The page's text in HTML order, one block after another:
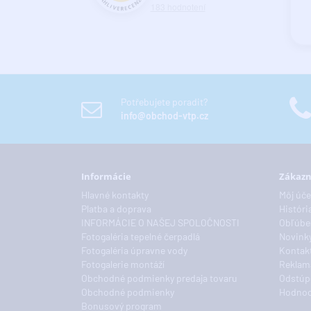
Potřebujete poradit?
info@obchod-vtp.cz
Informácie
Hlavné kontakty
Platba a doprava
INFORMÁCIE O NAŠEJ SPOLOČNOSTI
Fotogaléria tepelné čerpadlá
Fotogaléria úpravne vody
Fotogalerie montáží
Obchodné podmienky predaja tovaru
Obchodné podmienky
Bonusový program
Môj